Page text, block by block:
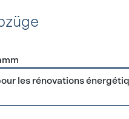
Steuerabzüge
les rénovations